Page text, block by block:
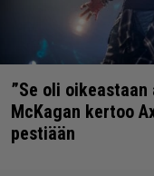
”Se oli
McKagan kertoo
pestiään